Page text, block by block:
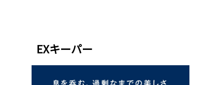
EXキーパー